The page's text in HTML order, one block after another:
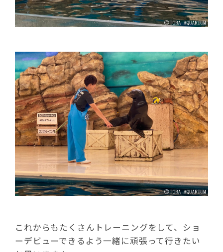
これからもたくさんトレーニングをして、ショ
ーデビューできるよう一緒に頑張って行きたい